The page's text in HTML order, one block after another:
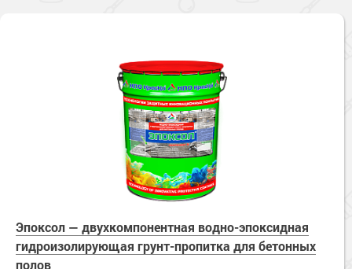
Эпоксол — двухкомпонентная водно-эпоксидная
гидроизолирующая грунт-пропитка для бетонных
полов